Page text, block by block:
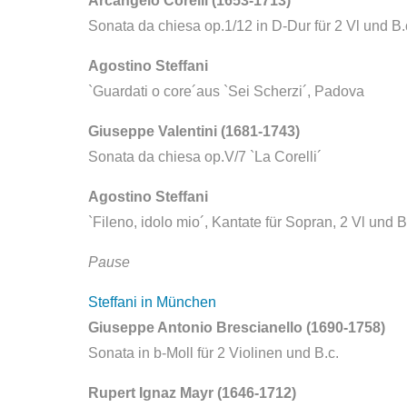
Sonata da chiesa op.1/12 in D-Dur für 2 Vl und
Agostino Steffani
`Guardati o core´aus `Sei Scherzi´, Padova
Giuseppe Valentini (1681-1743)
Sonata da chiesa op.V/7 `La Corelli´
Agostino Steffani
`Fileno, idolo mio´, Kantate für Sopran, 2 Vl und
Pause
Steffani in München
Giuseppe Antonio Brescianello (1690-1758)
Sonata in b-Moll für 2 Violinen und B.c.
Rupert Ignaz Mayr (1646-1712)